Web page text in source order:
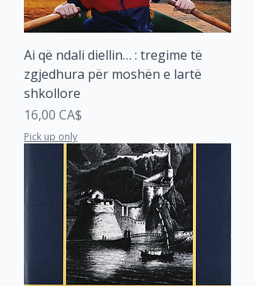
Ai që ndali diellin… : tregime të
zgjedhura për moshën e lartë
shkollore
Price
16,00 CA$
Pick up only